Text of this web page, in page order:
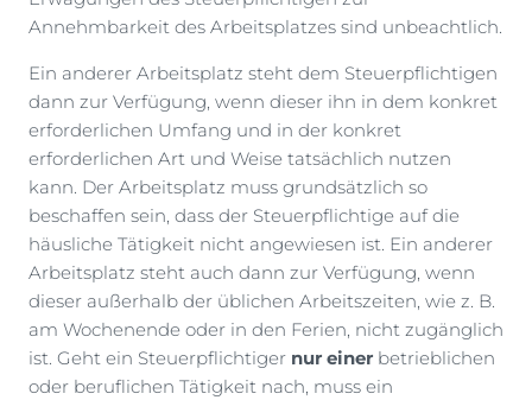
Annehmbarkeit des Arbeitsplatzes sind unbeachtlich.
Ein anderer Arbeitsplatz steht dem Steuerpflichtigen
dann zur Verfügung, wenn dieser ihn in dem konkret
erforderlichen Umfang und in der konkret
erforderlichen Art und Weise tatsächlich nutzen
kann. Der Arbeitsplatz muss grundsätzlich so
beschaffen sein, dass der Steuerpflichtige auf die
häusliche Tätigkeit nicht angewiesen ist. Ein anderer
Arbeitsplatz steht auch dann zur Verfügung, wenn
dieser außerhalb der üblichen Arbeitszeiten, wie z. B.
am Wochenende oder in den Ferien, nicht zugänglich
ist. Geht ein Steuerpflichtiger nur einer betrieblichen
oder beruflichen Tätigkeit nach, muss ein